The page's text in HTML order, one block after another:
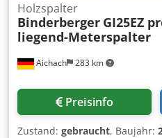
Aichach 283 km
Holzspalter
Binderberger GI25EZ
liegend-Meterspalter
Preisinfo
Zustand: gebraucht, Baujahr: